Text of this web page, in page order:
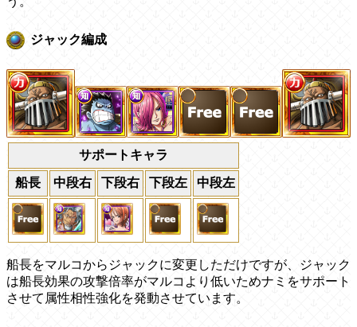
ジャック編成
サポートキャラ
船長 中段右 下段右 下段左 中段左
船長をマルコからジャックに変更しただけですが、ジャック
は船長効果の攻撃倍率がマルコより低いためナミをサポート
させて属性相性強化を発動させています。